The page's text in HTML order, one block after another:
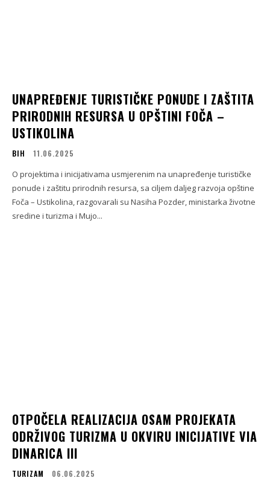
UNAPREĐENJE TURISTIČKE PONUDE I ZAŠTITA
PRIRODNIH RESURSA U OPŠTINI FOČA –
USTIKOLINA
BIH 11.06.2025
O projektima i inicijativama usmjerenim na unapređenje turističke
ponude i zaštitu prirodnih resursa, sa ciljem daljeg razvoja opštine
Foča – Ustikolina, razgovarali su Nasiha Pozder, ministarka životne
sredine i turizma i Mujo...
OTPOČELA REALIZACIJA OSAM PROJEKATA
ODRŽIVOG TURIZMA U OKVIRU INICIJATIVE VIA
DINARICA III
TURIZAM 06.06.2025